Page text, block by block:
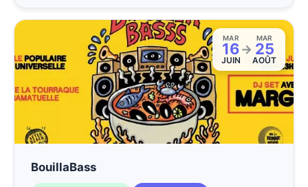
MAR
16
JUIN
→
MAR
25
AOÛT
BouillaBass